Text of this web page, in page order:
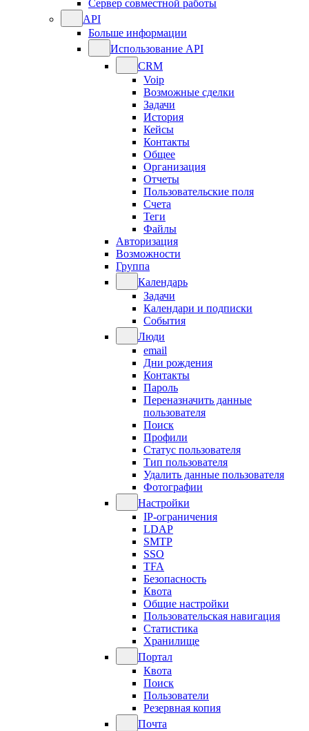
Сервер совместной работы
API
Больше информации
Использование API
CRM
Voip
Возможные сделки
Задачи
История
Кейсы
Контакты
Общее
Организация
Отчеты
Пользовательские поля
Счета
Теги
Файлы
Авторизация
Возможности
Группа
Календарь
Задачи
Календари и подписки
События
Люди
email
Дни рождения
Контакты
Пароль
Переназначить данные
пользователя
Поиск
Профили
Статус пользователя
Тип пользователя
Удалить данные пользователя
Фотографии
Настройки
IP-ограничения
LDAP
SMTP
SSO
TFA
Безопасность
Квота
Общие настройки
Пользовательская навигация
Статистика
Хранилище
Портал
Квота
Поиск
Пользователи
Резервная копия
Почта